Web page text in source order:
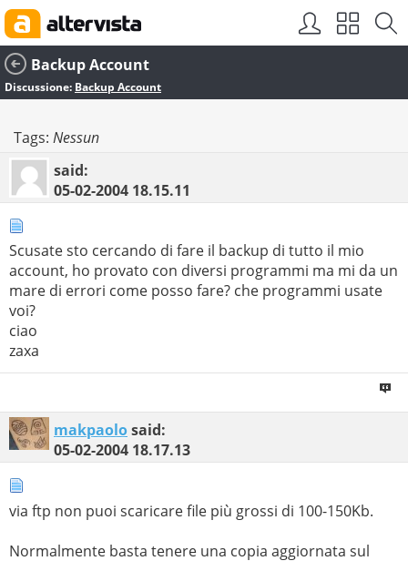
Backup Account
Discussione: Backup Account
Tags: Nessun
said:
05-02-2004 18.15.11
Scusate sto cercando di fare il backup di tutto il mio
account, ho provato con diversi programmi ma mi da un
mare di errori come posso fare? che programmi usate
voi?
ciao
zaxa
makpaolosaid:
05-02-2004 18.17.13
via ftp non puoi scaricare file più grossi di 100-150Kb.
Normalmente basta tenere una copia aggiornata sul